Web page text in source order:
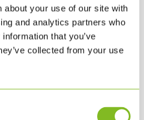
about your use of our site with
and analytics partners who
that you’ve
collected from your use
TreatBox™ på Folkemødet (link